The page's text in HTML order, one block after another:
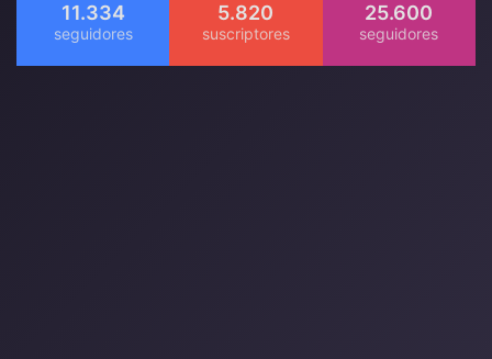
11.334 5.820 25.600